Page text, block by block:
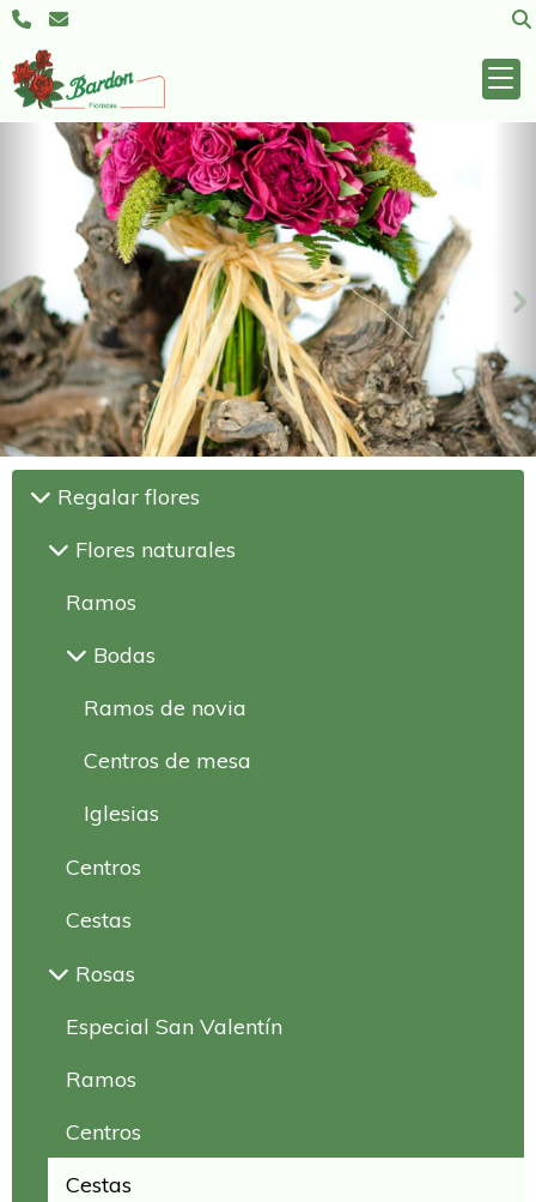
Anterior
Regalar flores
Flores naturales
Ramos
Bodas
Ramos de novia
Centros de mesa
Iglesias
Centros
Cestas
Rosas
Especial San Valentín
Ramos
Centros
Cestas